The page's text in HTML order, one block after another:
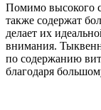
Помимо высокого
также содержат
делает их
внимания.
по содержанию
благодаря